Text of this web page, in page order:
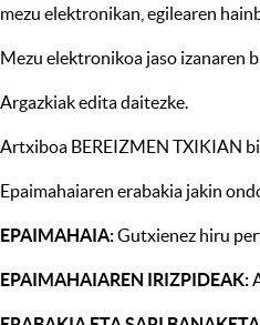
mezu elektronikan, egilearen
Mezu elektronikoa jaso izanaren
Argazkiak edita daitezke.
Artxiboa BEREIZMEN TXIKIAN
Epaimahaiaren erabakia jakin
EPAIMAHAIA:Gutxienez hiru
EPAIMAHAIAREN IRIZPIDEAK: